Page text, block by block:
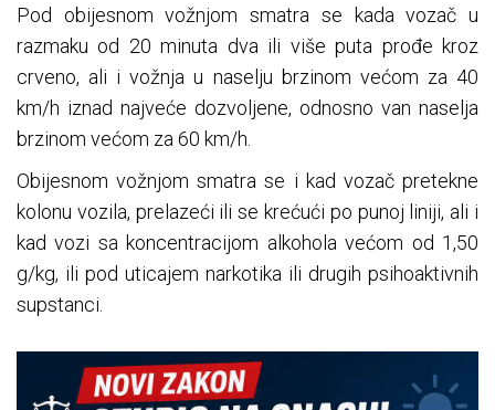
Pod obijesnom vožnjom smatra se kada vozač u
razmaku od 20 minuta dva ili više puta prođe kroz
crveno, ali i vožnja u naselju brzinom većom za 40
km/h iznad najveće dozvoljene, odnosno van naselja
brzinom većom za 60 km/h.
Obijesnom vožnjom smatra se i kad vozač pretekne
kolonu vozila, prelazeći ili se krećući po punoj liniji, ali i
kad vozi sa koncentracijom alkohola većom od 1,50
g/kg, ili pod uticajem narkotika ili drugih psihoaktivnih
supstanci.